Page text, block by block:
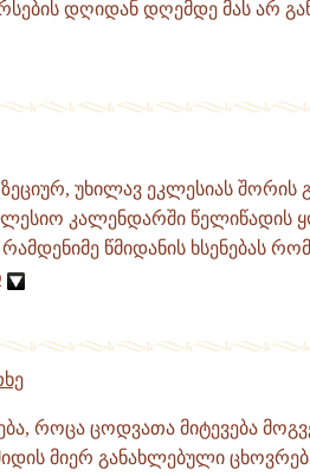
დღიდან დღემდე მას არ
უხილავ ეკლესიას შორის
კალენდარში წელიწადის
წმიდანის ხსენებას
როცა ცოდვათა მიტევება
მიერ განახლებული